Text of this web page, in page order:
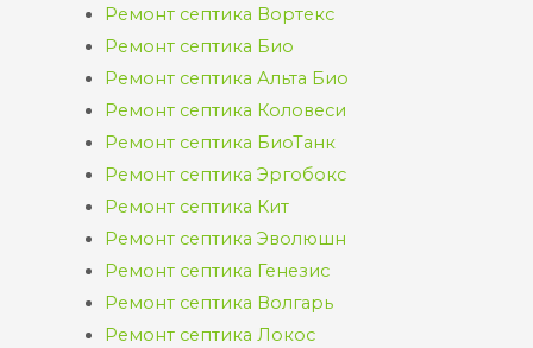
Ремонт септика Вортекс
Ремонт септика Био
Ремонт септика Альта Био
Ремонт септика Коловеси
Ремонт септика БиоТанк
Ремонт септика Эргобокс
Ремонт септика Кит
Ремонт септика Эволюшн
Ремонт септика Генезис
Ремонт септика Волгарь
Ремонт септика Локос